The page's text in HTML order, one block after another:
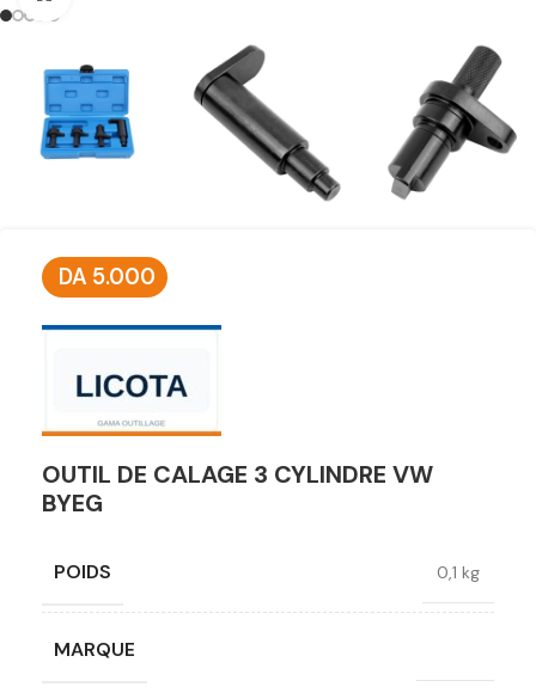
DA 5.000
OUTIL DE CALAGE 3 CYLINDRE VW
BYEG
POIDS 0,1 kg
MARQUE